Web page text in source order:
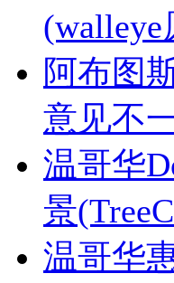
(walleye
阿布图
意见不
温哥华
景
温哥华